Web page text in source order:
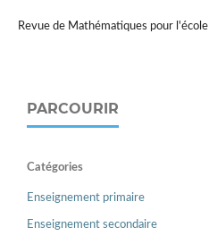
Revue de Mathématiques pour l'école
PARCOURIR
Catégories
Enseignement primaire
Enseignement secondaire